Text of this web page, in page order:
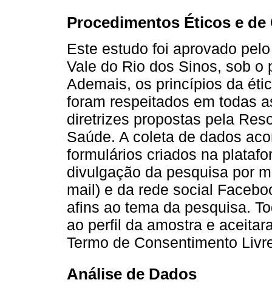
Procedimentos Éticos e de
Este estudo foi aprovado
Vale do Rio dos Sinos, sob o
Ademais, os princípios da
foram respeitados em todas
diretrizes propostas pela
Saúde. A coleta de dados
formulários criados na
divulgação da pesquisa por
mail) e da rede social
afins ao tema da pesquisa.
ao perfil da amostra e
Termo de Consentimento
Análise de Dados